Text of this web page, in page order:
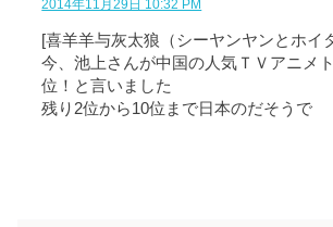
2014年11月29日 10:32 PM
[喜羊羊与灰太狼（シーヤンヤンとホイ
今、池上さんが中国の人気ＴＶアニメ
位！と言いました
残り2位から10位まで日本のだそうで